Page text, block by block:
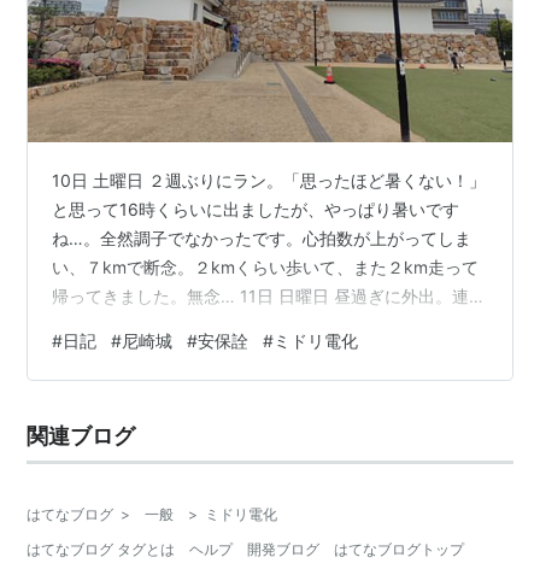
10日 土曜日 ２週ぶりにラン。「思ったほど暑くない！」
と思って16時くらいに出ましたが、やっぱり暑いです
ね…。全然調子でなかったです。心拍数が上がってしま
い、７kmで断念。２kmくらい歩いて、また２km走って
帰ってきました。無念… 11日 日曜日 昼過ぎに外出。連休
うと。自宅から尼崎城までGoogle先生調べで14km程
度。途中まで、ランで使うこともある河川敷。ふうふ
14時過ぎに到着。 北側の一画より。阪神電車に乗ってる
と尼崎駅から見えるんですよね。車中から見るより新し
#日記 #尼崎城 #安保詮 #ミドリ電化
関連ブログ
はてなブログ > 一般 >
ミドリ電化
はてなブログ タグとは
ヘルプ 開発ブログ はてなブログトップ